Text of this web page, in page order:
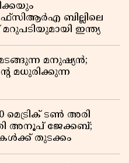
ബില്ലിലെ
ഇന്ത്യ
മടങ്ങുന്ന മനുഷ്യൻ;
മധുരിക്കുന്ന
ടൺ അരി
അനൂപ് ജേക്കബ്;
തുടക്കം